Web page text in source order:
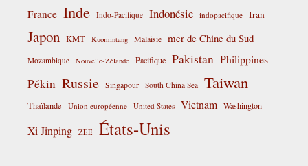
France Inde Indo-Pacifique Indonésie indopacifique Iran
Japon KMT Kuomintang Malaisie mer de Chine du Sud
Mozambique Nouvelle-Zélande Pacifique Pakistan Philippines
Pékin Russie Singapour South China Sea Taiwan
Thaïlande Union européenne United States Vietnam Washington
Xi Jinping ZEE États-Unis